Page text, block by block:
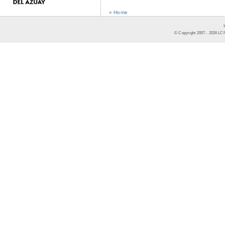
« Home
© Copyright 2007 - 2026